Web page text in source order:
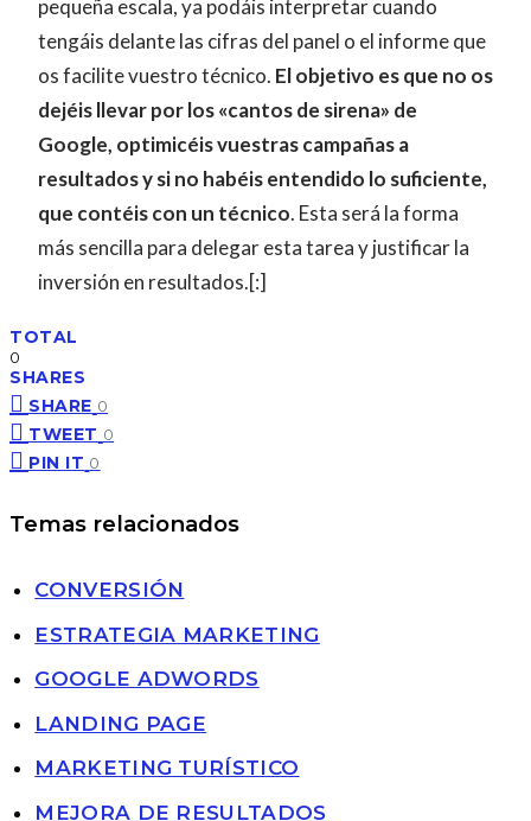
pequeña escala, ya podáis interpretar cuando
tengáis delante las cifras del panel o el informe que
os facilite vuestro técnico. El objetivo es que no os
dejéis llevar por los «cantos de sirena» de
Google, optimicéis vuestras campañas a
resultados y si no habéis entendido lo suficiente,
que contéis con un técnico. Esta será la forma
más sencilla para delegar esta tarea y justificar la
inversión en resultados.[:]
TOTAL
0
SHARES
SHARE 0
TWEET 0
PIN IT 0
Temas relacionados
CONVERSIÓN
ESTRATEGIA MARKETING
GOOGLE ADWORDS
LANDING PAGE
MARKETING TURÍSTICO
MEJORA DE RESULTADOS